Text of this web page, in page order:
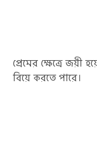
প্রেমের ক্ষেত্রে জয়ী
বিয়ে করতে পারে।